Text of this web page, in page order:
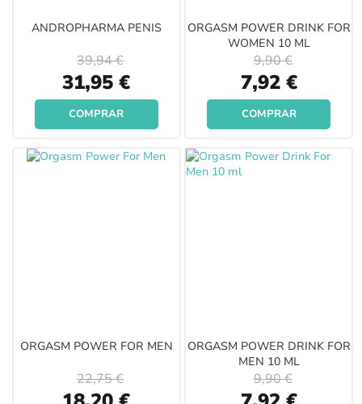
ANDROPHARMA PENIS
Special
Price
31,95 €
39,94 €
COMPRAR
ORGASM POWER DRINK FOR
WOMEN 10 ML
Special
Price
7,92 €
9,90 €
COMPRAR
ORGASM POWER FOR MEN
Special
22,75 €
ORGASM POWER DRINK FOR
MEN 10 ML
Special
9,90 €